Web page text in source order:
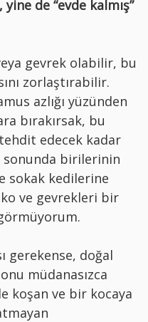
de “evde kalmış”
gevrek olabilir, bu
zorlaştırabilir.
azlığı yüzünden
bırakırsak, bu
tehdit edecek kadar
sonunda birilerinin
sokak kedilerine
ve gevrekleri bir
gerekense, doğal
müdanasızca
koşan ve bir kocaya